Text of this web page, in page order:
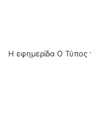
Η εφημερίδα Ο Τύπος